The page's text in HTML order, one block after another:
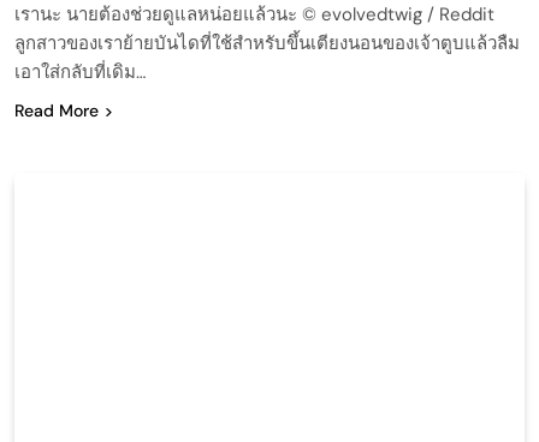
เรานะ นายต้องช่วยดูแลหน่อยแล้วนะ © evolvedtwig / Reddit
ลูกสาวของเราย้ายบันไดที่ใช้สำหรับขึ้นเตียงนอนของเจ้าตูบแล้วลืม
เอาใส่กลับที่เดิม…
Read More